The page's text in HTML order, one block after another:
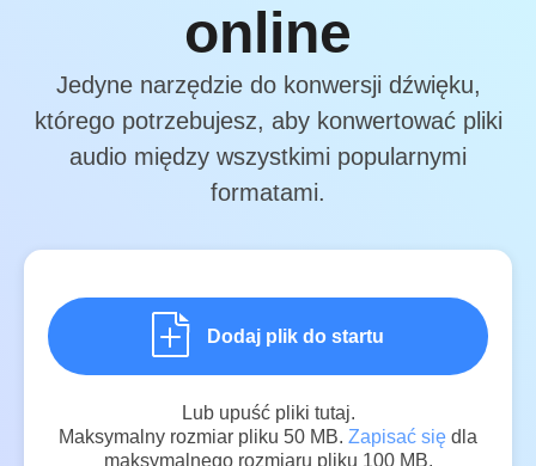
online
Jedyne narzędzie do konwersji dźwięku,
którego potrzebujesz, aby konwertować pliki
audio między wszystkimi popularnymi
formatami.
Dodaj plik do startu
Lub upuść pliki tutaj.
Maksymalny rozmiar pliku 50 MB. Zapisać się dla
maksymalnego rozmiaru pliku 100 MB.